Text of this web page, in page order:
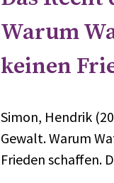
Warum
keinen
Simon, Hendrik
Gewalt. Warum
Frieden schaffen.